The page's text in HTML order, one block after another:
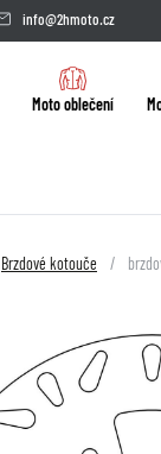
info@2hmoto.cz
Moto oblečení
Brzdové kotouče